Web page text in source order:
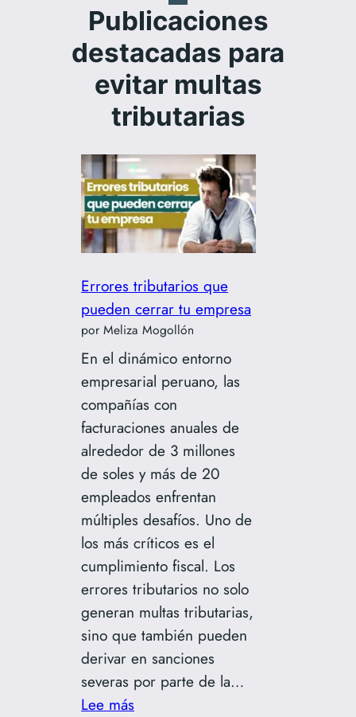
Publicaciones
destacadas para
evitar multas
tributarias
Errores tributarios que
pueden cerrar tu empresa
por Meliza Mogollón
En el dinámico entorno
empresarial peruano, las
compañías con
facturaciones anuales de
alrededor de 3 millones
de soles y más de 20
empleados enfrentan
múltiples desafíos. Uno de
los más críticos es el
cumplimiento fiscal. Los
errores tributarios no solo
generan multas tributarias,
sino que también pueden
derivar en sanciones
severas por parte de la…
Lee más: